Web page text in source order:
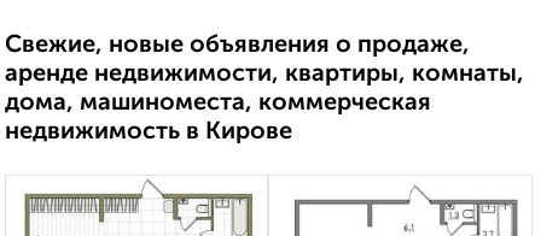
Свежие, новые объявления о продаже,
аренде недвижимости, квартиры, комнаты,
дома, машиноместа, коммерческая
недвижимость в Кирове